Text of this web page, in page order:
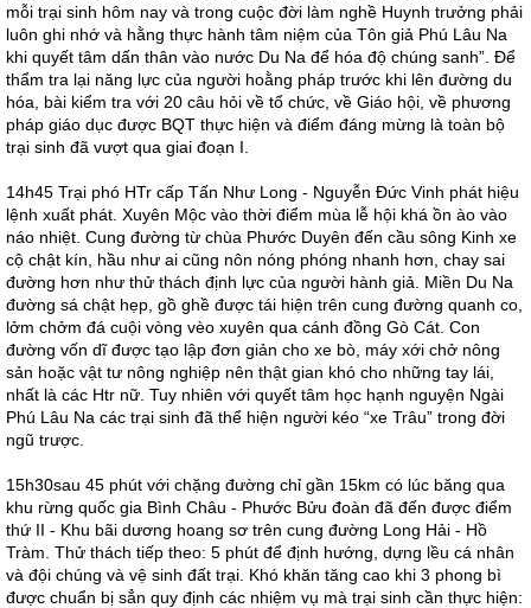
mỗi trại sinh hôm nay và trong cuộc đời làm nghề Huynh trưởng phải
luôn ghi nhớ và hằng thực hành tâm niệm của Tôn giả Phú Lâu Na
khi quyết tâm dấn thân vào nước Du Na để hóa độ chúng sanh”. Để
thẩm tra lại năng lực của người hoằng pháp trước khi lên đường du
hóa, bài kiểm tra với 20 câu hỏi về tổ chức, về Giáo hội, về phương
pháp giáo dục được BQT thực hiện và điểm đáng mừng là toàn bộ
trại sinh đã vượt qua giai đoạn I.
14h45 Trại phó HTr cấp Tấn Như Long - Nguyễn Đức Vinh phát hiệu
lệnh xuất phát. Xuyên Mộc vào thời điểm mùa lễ hội khá ồn ào vào
náo nhiệt. Cung đường từ chùa Phước Duyên đến cầu sông Kinh xe
cộ chật kín, hầu như ai cũng nôn nóng phóng nhanh hơn, chay sai
đường hơn như thử thách định lực của người hành giả. Miền Du Na
đường sá chật hẹp, gồ ghề được tái hiện trên cung đường quanh co,
lởm chởm đá cuội vòng vèo xuyên qua cánh đồng Gò Cát. Con
đường vốn dĩ được tạo lập đơn giản cho xe bò, máy xới chở nông
sản hoặc vật tư nông nghiệp nên thật gian khó cho những tay lái,
nhất là các Htr nữ. Tuy nhiên với quyết tâm học hạnh nguyện Ngài
Phú Lâu Na các trại sinh đã thể hiện người kéo “xe Trâu” trong đời
ngũ trược.
15h30sau 45 phút với chặng đường chỉ gần 15km có lúc băng qua
khu rừng quốc gia Bình Châu - Phước Bửu đoàn đã đến được điểm
thứ II - Khu bãi dương hoang sơ trên cung đường Long Hải - Hồ
Tràm. Thử thách tiếp theo: 5 phút để định hướng, dựng lều cá nhân
và đội chúng và vệ sinh đất trại. Khó khăn tăng cao khi 3 phong bì
được chuẩn bị sẳn quy định các nhiệm vụ mà trại sinh cần thực hiện: